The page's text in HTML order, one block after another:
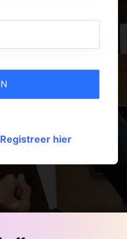
Registreer hier